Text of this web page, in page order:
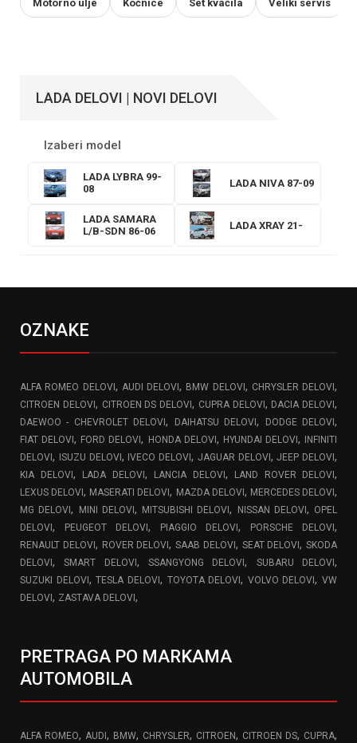
Motorno ulje Kočnice Set kvačila Veliki servis
LADA DELOVI | NOVI DELOVI
Izaberi model
LADA LYBRA 99-
08
LADA NIVA 87-09
LADA SAMARA
L/B-SDN 86-06
LADA XRAY 21-
OZNAKE
ALFA ROMEO DELOVI , AUDI DELOVI , BMW DELOVI , CHRYSLER DELOVI ,
CITROEN DELOVI , CITROEN DS DELOVI , CUPRA DELOVI , DACIA DELOVI ,
DAEWOO - CHEVROLET DELOVI, DAIHATSU DELOVI, DODGE DELOVI,
FIAT DELOVI, FORD DELOVI, HONDA DELOVI , HYUNDAI DELOVI ,
INFINITI
DELOVI , ISUZU DELOVI , IVECO DELOVI , JAGUAR DELOVI ,JEEP DELOVI ,
KIA DELOVI , LADA DELOVI , LANCIA DELOVI , LAND ROVER DELOVI ,
LEXUS DELOVI, MASERATI DELOVI, MAZDA DELOVI , MERCEDES DELOVI,
MG DELOVI, MINI DELOVI , MITSUBISHI DELOVI, NISSAN DELOVI , OPEL
DELOVI , PEUGEOT DELOVI , PIAGGIO DELOVI , PORSCHE DELOVI ,
RENAULT DELOVI , ROVER DELOVI, SAAB DELOVI , SEAT DELOVI, SKODA
DELOVI ,SMART DELOVI ,SSANGYONG DELOVI, SUBARU DELOVI,
SUZUKI DELOVI ,TESLA DELOVI , TOYOTA DELOVI, VOLVO DELOVI, VW
DELOVI , ZASTAVA DELOVI ,
PRETRAGA PO MARKAMA
AUTOMOBILA
ALFA ROMEO, AUDI , BMW, CHRYSLER, CITROEN, CITROEN DS, CUPRA,